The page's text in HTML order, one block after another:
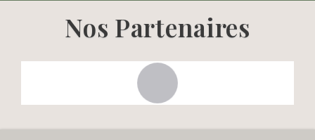
Nos Partenaires